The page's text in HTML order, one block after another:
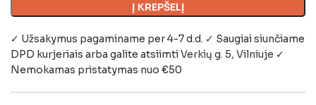
Į KREPŠELĮ
✓ Užsakymus pagaminame per 4-7 d.d. ✓ Saugiai siunčiame
DPD kurjeriais arba galite atsiimtiVerkių g. 5, Vilniuje ✓
Nemokamas pristatymas nuo €50